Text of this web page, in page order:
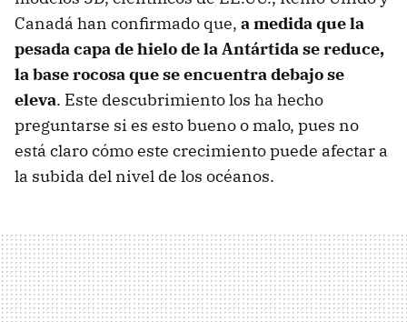
Canadá han confirmado que, a medida que la
pesada capa de hielo de la Antártida se reduce,
la base rocosa que se encuentra debajo se
eleva. Este descubrimiento los ha hecho
preguntarse si es esto bueno o malo, pues no
está claro cómo este crecimiento puede afectar a
la subida del nivel de los océanos.